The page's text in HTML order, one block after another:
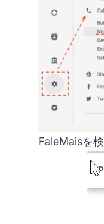
FaleMaisを